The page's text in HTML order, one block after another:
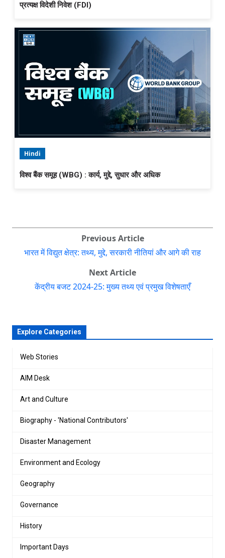
प्रत्यक्ष विदेशी निवेश (FDI)
Hindi
विश्व बैंक समूह (WBG) : कार्य, मुद्दे, सुधार और अधिक
Previous Article
भारत में विद्युत क्षेत्र: तथ्य, मुद्दे, सरकारी नीतियां और आगे की राह
Next Article
केंद्रीय बजट 2024-25: मुख्य तथ्य एवं प्रमुख विशेषताएँ
Explore Categories
Web Stories
AIM Desk
Art and Culture
Biography - 'National Contributors'
Disaster Management
Environment and Ecology
Geography
Governance
History
Important Days